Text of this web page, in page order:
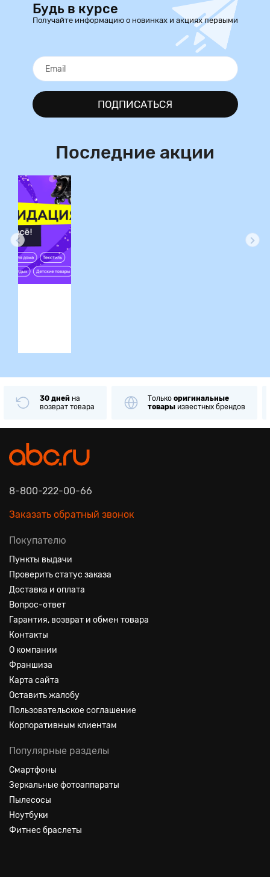
Будь в курсе
Получайте информацию о новинках и акциях первыми
ПОДПИСАТЬСЯ
Последние акции
30 дней на
возврат товара
Только оригинальные
товары известных брендов
8-800-222-00-66
Заказать обратный звонок
Покупателю
Пункты выдачи
Проверить статус заказа
Доставка и оплата
Вопрос-ответ
Гарантия, возврат и обмен товара
Контакты
О компании
Франшиза
Карта сайта
Оставить жалобу
Пользовательское соглашение
Корпоративным клиентам
Популярные разделы
Смартфоны
Зеркальные фотоаппараты
Пылесосы
Ноутбуки
Фитнес браслеты